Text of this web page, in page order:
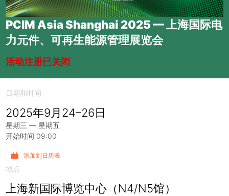
PCIM Asia Shanghai 2025 — 上海国际电
力元件、可再生能源管理展览会
活动注册已关闭
日期和时间
2025年9月24–26日
星期三 — 星期五
开始时间 09:00
添加到日历表
地点
上海新国际博览中心（N4/N5馆）